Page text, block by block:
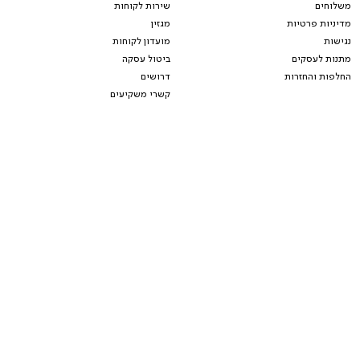
משלוחים
מדיניות פרטיות
נגישות
מתנות לעסקים
החלפות והחזרות
שירות לקוחות
מגזין
מועדון לקוחות
ביטול עסקה
דרושים
קשרי משקיעים